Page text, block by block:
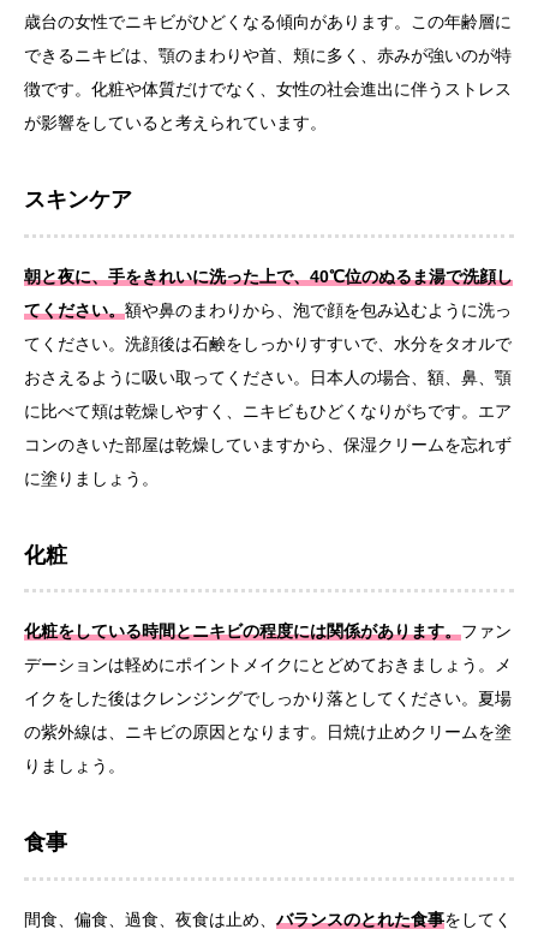
歳台の女性でニキビがひどくなる傾向があります。この年齢層に
できるニキビは、顎のまわりや首、頬に多く、赤みが強いのが特
徴です。化粧や体質だけでなく、女性の社会進出に伴うストレス
が影響をしていると考えられています。
スキンケア
朝と夜に、手をきれいに洗った上で、40℃位のぬるま湯で洗顔し
てください。額や鼻のまわりから、泡で顔を包み込むように洗っ
てください。洗顔後は石鹸をしっかりすすいで、水分をタオルで
おさえるように吸い取ってください。日本人の場合、額、鼻、顎
に比べて頬は乾燥しやすく、ニキビもひどくなりがちです。エア
コンのきいた部屋は乾燥していますから、保湿クリームを忘れず
に塗りましょう。
化粧
化粧をしている時間とニキビの程度には関係があります。ファン
デーションは軽めにポイントメイクにとどめておきましょう。メ
イクをした後はクレンジングでしっかり落としてください。夏場
の紫外線は、ニキビの原因となります。日焼け止めクリームを塗
りましょう。
食事
間食、偏食、過食、夜食は止め、 バランスのとれた食事をしてく